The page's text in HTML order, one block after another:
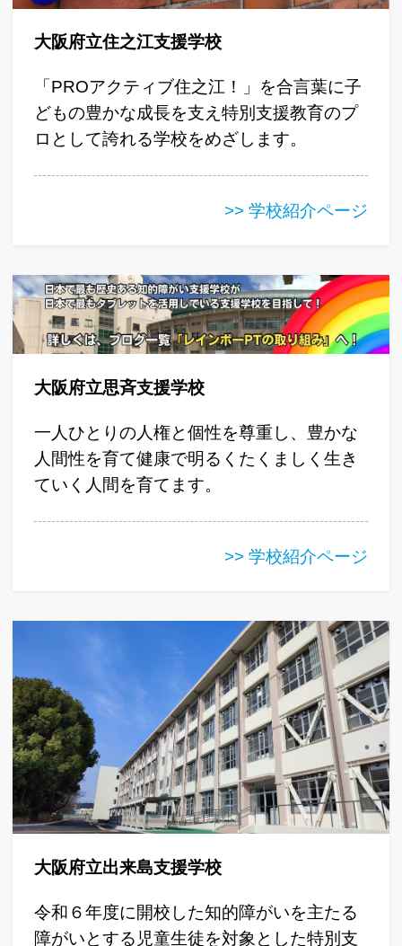
大阪府立住之江支援学校
「PROアクティブ住之江！」を合言葉に子
どもの豊かな成長を支え特別支援教育のプ
ロとして誇れる学校をめざします。
>> 学校紹介ページ
大阪府立思斉支援学校
一人ひとりの人権と個性を尊重し、豊かな
人間性を育て健康で明るくたくましく生き
ていく人間を育てます。
>> 学校紹介ページ
大阪府立出来島支援学校
令和６年度に開校した知的障がいを主たる
障がいとする児童生徒を対象とした特別支